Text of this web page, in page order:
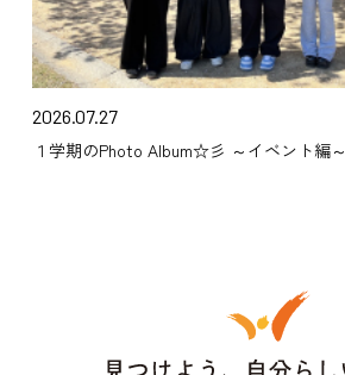
2026.07.27
１学期のPhoto Album☆彡 ～イベント編～